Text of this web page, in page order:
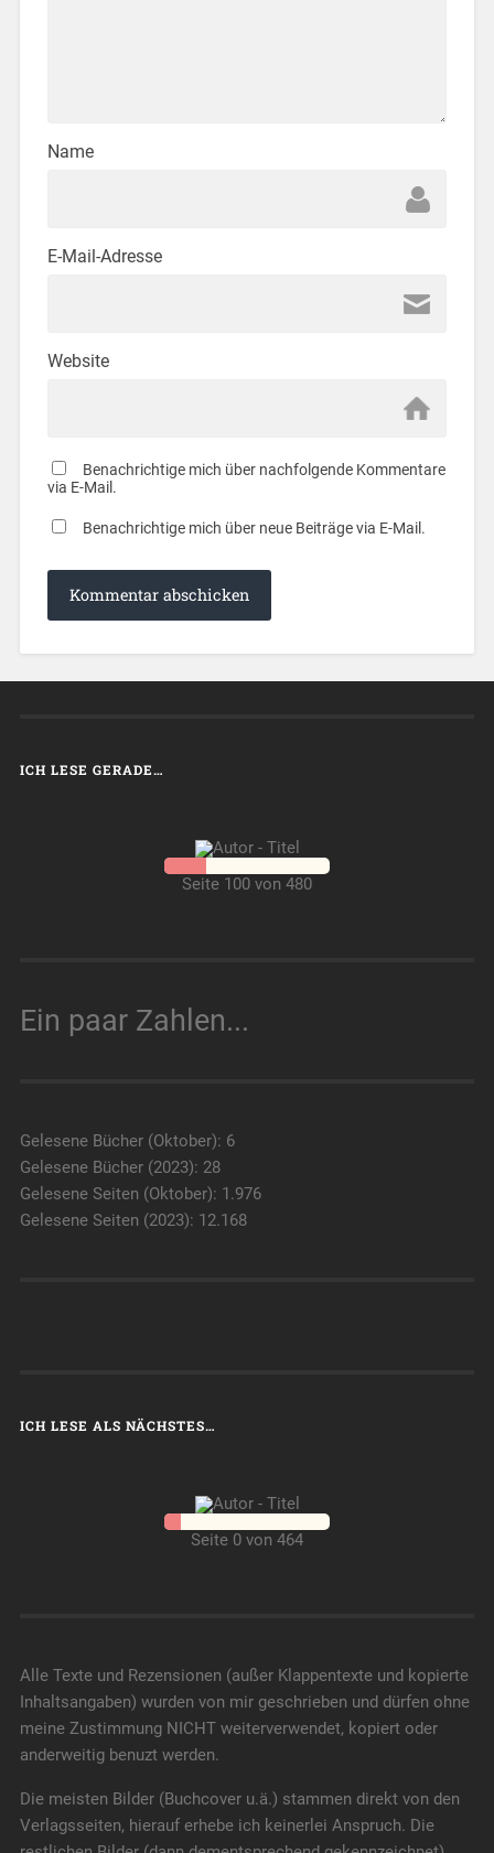
Name
E-Mail-Adresse
Website
Benachrichtige mich über nachfolgende Kommentare
via E-Mail.
Benachrichtige mich über neue Beiträge via E-Mail.
ICH LESE GERADE…
Seite 100 von 480
Ein paar Zahlen...
Gelesene Bücher (Oktober): 6
Gelesene Bücher (2023): 28
Gelesene Seiten (Oktober): 1.976
Gelesene Seiten (2023): 12.168
ICH LESE ALS NÄCHSTES…
Seite 0 von 464
Alle Texte und Rezensionen (außer Klappentexte und kopierte
Inhaltsangaben) wurden von mir geschrieben und dürfen ohne
meine Zustimmung NICHT weiterverwendet, kopiert oder
anderweitig benuzt werden.
Die meisten Bilder (Buchcover u.ä.) stammen direkt von den
Verlagsseiten, hierauf erhebe ich keinerlei Anspruch. Die